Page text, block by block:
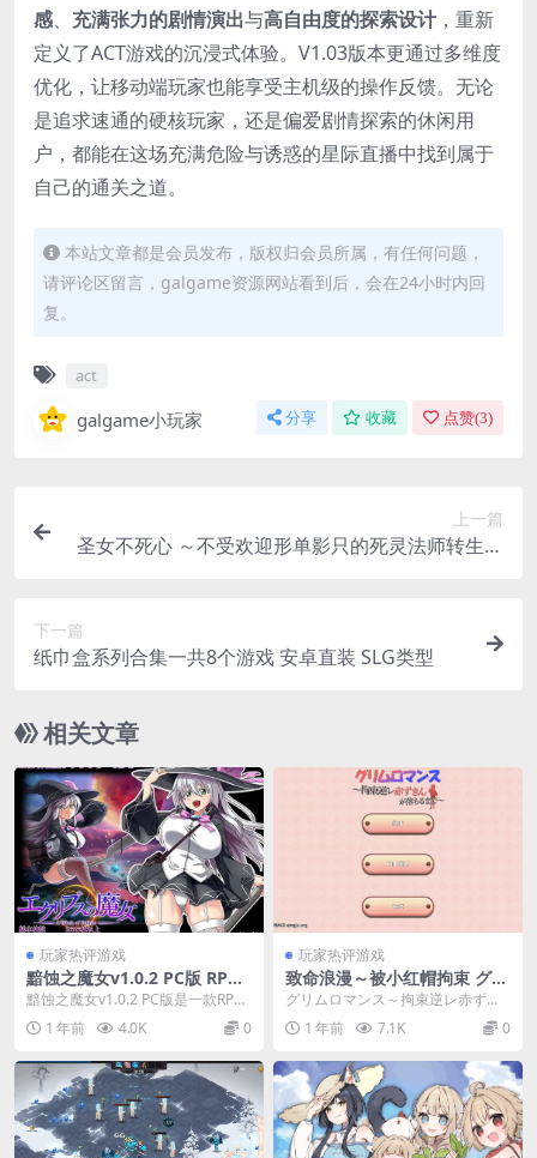
感、 充满张力的剧情演出与高自由度的探索设计，重新
定义了ACT游戏的沉浸式体验。V1.03版本更通过多维度
优化，让移动端玩家也能享受主机级的操作反馈。无论
是追求速通的硬核玩家，还是偏爱剧情探索的休闲用
户，都能在这场充满危险与诱惑的星际直播中找到属于
自己的通关之道。
本站文章都是会员发布，版权归会员所属，有任何问题，
请评论区留言，galgame资源网站看到后，会在24小时内回
复。
act
galgame小玩家 分享 收藏 点赞(3)
上一篇
圣女不死心 ～不受欢迎形单影只的死灵法师转生成
下一篇
纸巾盒系列合集一共8个游戏 安卓直装 SLG类型
相关文章
玩家热评游戏
黯蚀之魔女v1.0.2 PC版 RPG
官中动态无码全CG存档完整游
戏介绍
黯蚀之魔女v1.0.2 PC版是一款RPG
官中动态无码全CG存档游戏，完整
版容量...
1 年前 4.0K 0
玩家热评游戏
致命浪漫～被小红帽拘束 グリ
ムロマンス～拘束逆レ赤ずき
んが落ちるまで～ SLG类型 官
方中文 安卓直装
グリムロマンス～拘束逆レ赤ずき
んが落ちるまで～​ 彻底解构格林童
话的叙事框架，将...
1 年前 7.1K 0